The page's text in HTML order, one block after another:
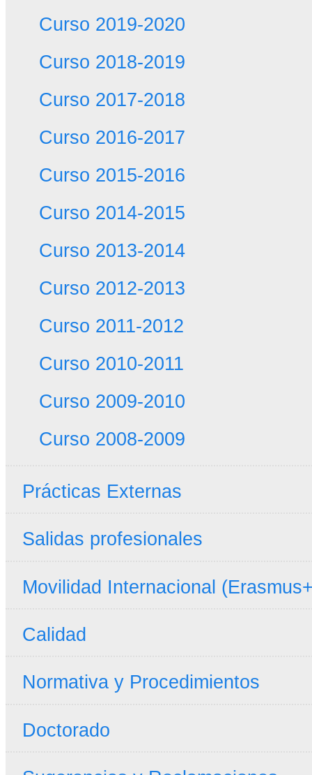
Curso 2019-2020
Curso 2018-2019
Curso 2017-2018
Curso 2016-2017
Curso 2015-2016
Curso 2014-2015
Curso 2013-2014
Curso 2012-2013
Curso 2011-2012
Curso 2010-2011
Curso 2009-2010
Curso 2008-2009
Prácticas Externas
Salidas profesionales
Movilidad Internacional
Calidad
Normativa y Procedimientos
Doctorado